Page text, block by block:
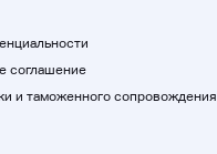
соглашение
и таможенного сопровождения